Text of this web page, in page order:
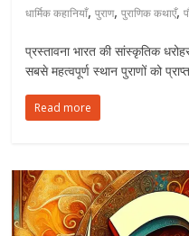
धार्मिक कहानियाँ,पुराण,पुराणिक कथाएँ,
प्रस्तावना भारत की सांस्कृतिक
सबसे महत्वपूर्ण स्थान पुराणों को
Read more